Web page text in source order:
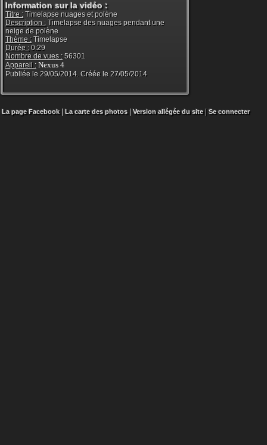
Information sur la vidéo :
Titre : Timelapse nuages et polène
Description : Timelapse des nuages pendant une
neige de polène
Thème : Timelapse
Durée : 0:29
Nombre de vues : 56301
Appareil : Nexus 4
Publiée le 29/05/2014. Créée le 27/05/2014
La page Facebook| La carte des photos|Version allégée du site| Se connecter